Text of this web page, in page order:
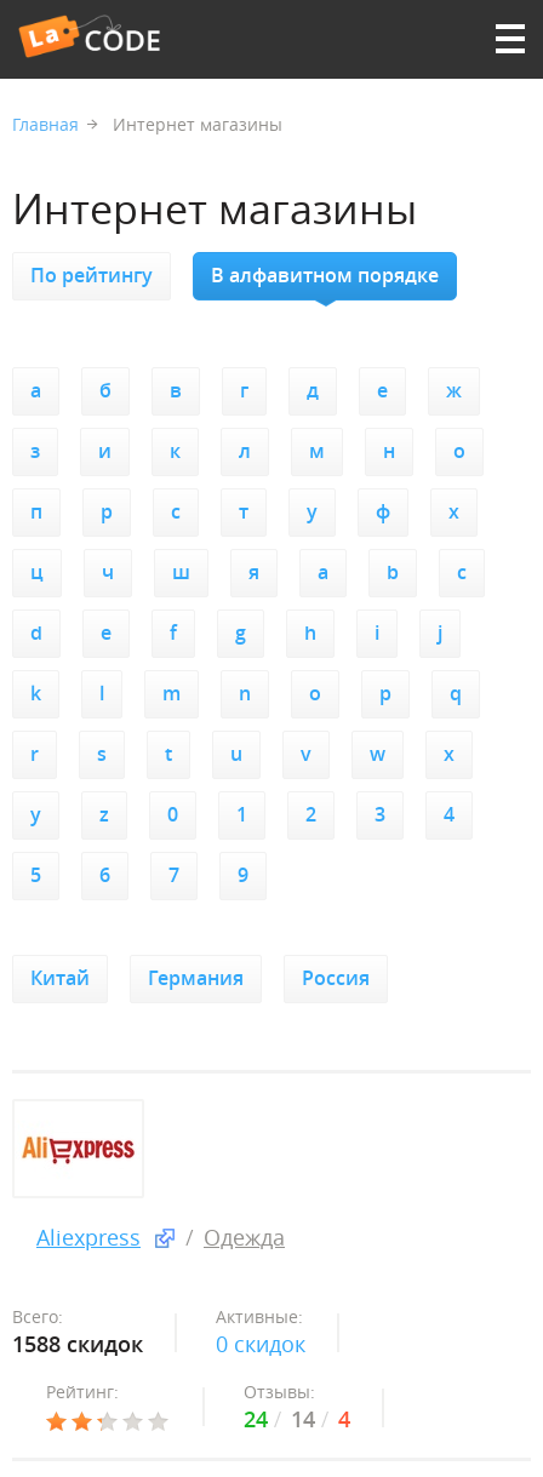
Главная Интернет магазины
Интернет магазины
По рейтингу В алфавитном порядке
а б в г д е ж
з и к л м н о
п р с т у ф х
ц ч ш я a b c
d e f g h i j
k l m n o p q
r s t u v w x
y z 0 1 2 3 4
5 6 7 9
Китай Германия Россия
Aliexpress Одежда
Всего:
1588 скидок
Активные:
0 скидок
Рейтинг: Отзывы:
24 14 4